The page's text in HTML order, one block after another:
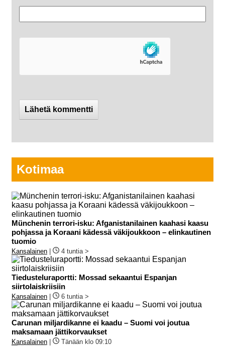
Kotimaa
Münchenin terrori-isku: Afganistanilainen kaahasi kaasu
pohjassa ja Koraani kädessä väkijoukkoon – elinkautinen
tuomio
Kansalainen 4 tuntia >
Tiedusteluraportti: Mossad sekaantui Espanjan
siirtolaiskriisiin
Kansalainen 6 tuntia >
Carunan miljardikanne ei kaadu – Suomi voi joutua
maksamaan jättikorvaukset
Kansalainen Tänään klo 09:10